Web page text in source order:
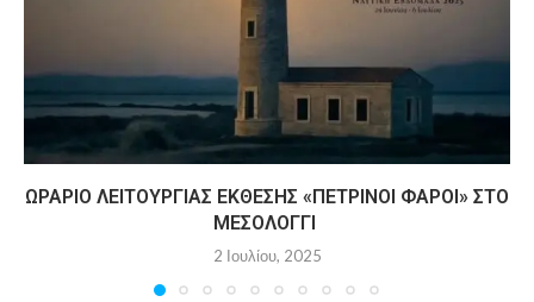
ΩΡΆΡΙΟ ΛΕΙΤΟΥΡΓΊΑΣ ΈΚΘΕΣΗΣ «ΠΈΤΡΙΝΟΙ ΦΆΡΟΙ» ΣΤΟ
ΜΕΣΟΛΌΓΓΙ
2 Ιουλίου, 2025